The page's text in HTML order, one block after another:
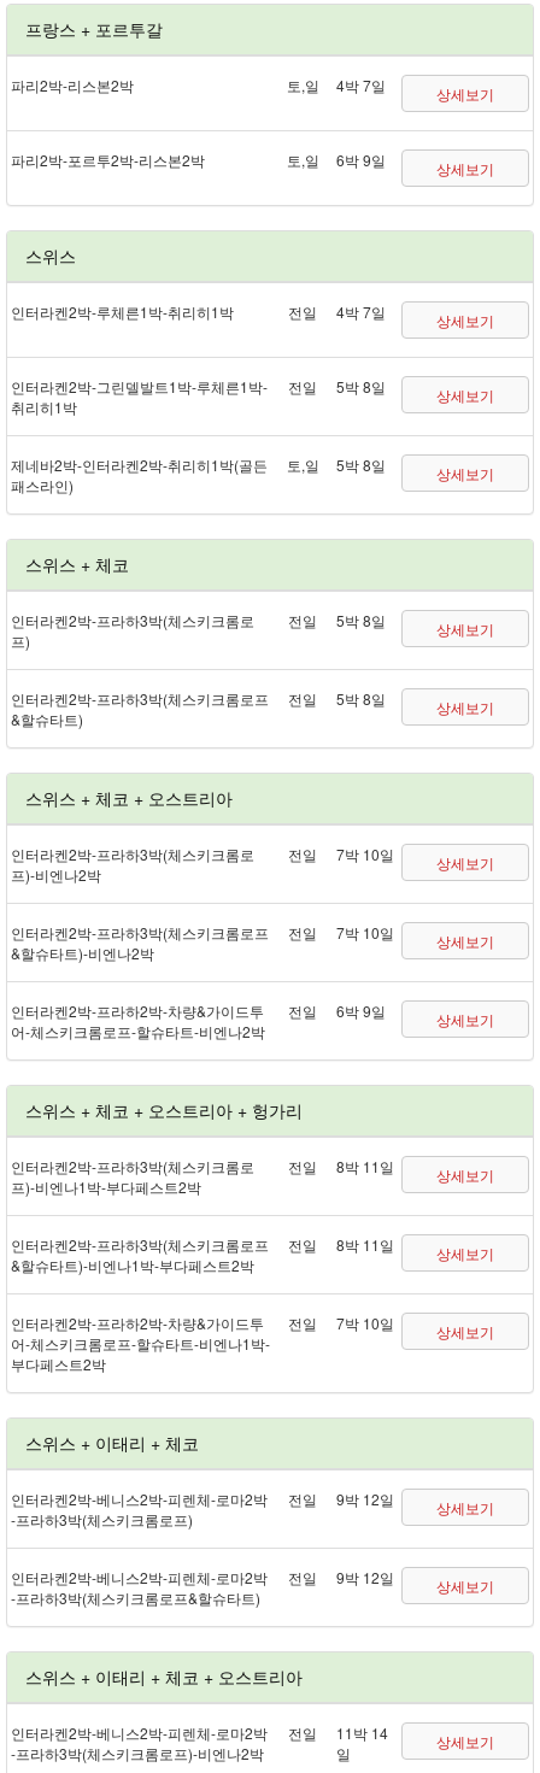
프랑스 + 포르투갈
파리 2박 - 리스본 2박 토,일 4박 7일 상세보기
파리 2박 - 포르투 2박 - 리스본 2박 토,일 6박 9일 상세보기
스위스
인터라켄 2박 - 루체른 1박 - 취리히 1박 전일 4박 7일 상세보기
인터라켄 2박 - 그린델발트 1박 - 루체른 1박 -
취리히 1박
전일 5박 8일 상세보기
제네바 2박 - 인터라켄 2박 - 취리히 1박(골든
패스 라인)
토,일 5박 8일 상세보기
스위스 + 체코
인터라켄 2박 - 프라하 3박(체스키크롬로
프)
전일 5박 8일 상세보기
인터라켄 2박 - 프라하 3박(체스키크롬로프
&할슈타트)
전일 5박 8일 상세보기
스위스 + 체코 + 오스트리아
인터라켄 2박 - 프라하 3박(체스키크롬로
프) - 비엔나 2박
전일 7박 10일 상세보기
인터라켄 2박 - 프라하 3박(체스키크롬로프
&할슈타트) - 비엔나 2박
전일 7박 10일 상세보기
인터라켄 2박 - 프라하 2박 - 차량&가이드투
어 - 체스키크롬로프 - 할슈타트 - 비엔나 2박
전일 6박 9일 상세보기
스위스 + 체코 + 오스트리아 + 헝가리
인터라켄 2박 - 프라하 3박(체스키크롬로
프) - 비엔나 1박 - 부다페스트 2박
전일 8박 11일 상세보기
인터라켄 2박 - 프라하 3박(체스키크롬로프
&할슈타트) - 비엔나 1박 - 부다페스트 2박
전일 8박 11일 상세보기
인터라켄 2박 - 프라하 2박 - 차량&가이드투
어 - 체스키크롬로프 - 할슈타트 - 비엔나 1박 -
부다페스트 2박
전일 7박 10일 상세보기
스위스 + 이태리 + 체코
인터라켄 2박 - 베니스 2박 - 피렌체 - 로마 2박
- 프라하 3박(체스키크롬로프)
전일 9박 12일 상세보기
인터라켄 2박 - 베니스 2박 - 피렌체 - 로마 2박
- 프라하 3박(체스키크롬로프&할슈타트)
전일 9박 12일 상세보기
스위스 + 이태리 + 체코 + 오스트리아
인터라켄 2박 - 베니스 2박 - 피렌체 - 로마 2박
- 프라하 3박(체스키크롬로프) - 비엔나 2박
전일
11박 14
일
상세보기